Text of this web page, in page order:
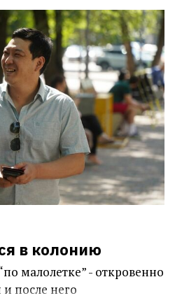
в колонию
малолетке” - откровенно
после него